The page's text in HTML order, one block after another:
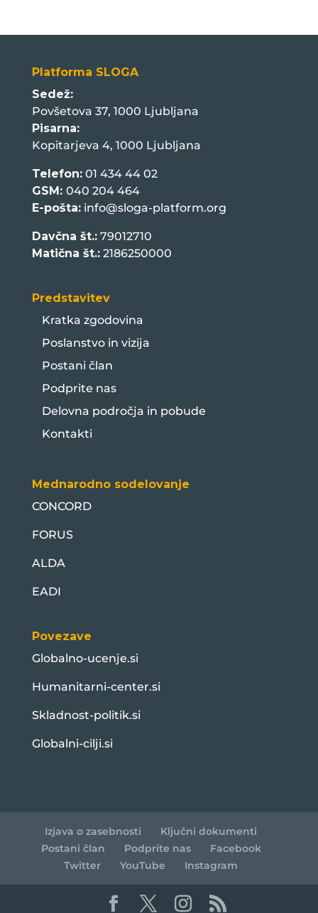
Platforma SLOGA
Sedež:
Povšetova 37, 1000 Ljubljana
Pisarna:
Kopitarjeva 4, 1000 Ljubljana
Telefon:01 434 44 02
GSM: 040 204 464
E-pošta: info@sloga-platform.org
Davčna št.:79012710
Matična št.:2186250000
Predstavitev
Kratka zgodovina
Poslanstvo in vizija
Postani član
Podprite nas
Delovna področja in pobude
Kontakti
Mednarodno sodelovanje
CONCORD
FORUS
ALDA
EADI
Povezave
Globalno-ucenje.si
Humanitarni-center.si
Skladnost-politik.si
Globalni-cilji.si
Izjava o zasebnosti
Ključni dokumenti
Postani član
Podprite nas
Facebook
Twitter
YouTube Instagram